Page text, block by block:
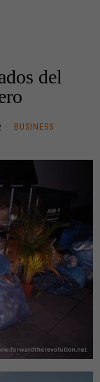
del
BUSINESS